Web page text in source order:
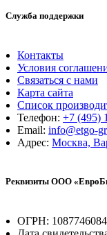
Служба поддержки
Контакты
Условия
Связаться с нами
Карта сайта
Список
Телефон: +7 (495)
Email: info@etgo-
Адрес: Москва,
Реквизиты ООО
ОГРН: